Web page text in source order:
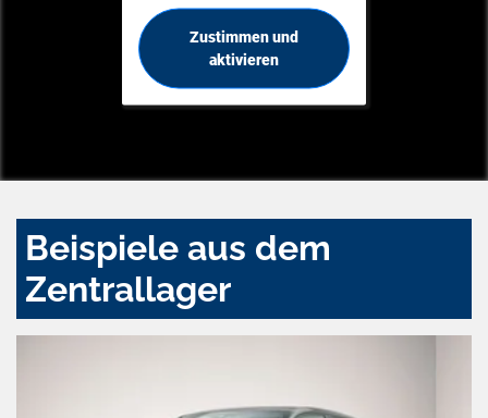
Zustimmen und
aktivieren
Beispiele aus dem
Zentrallager